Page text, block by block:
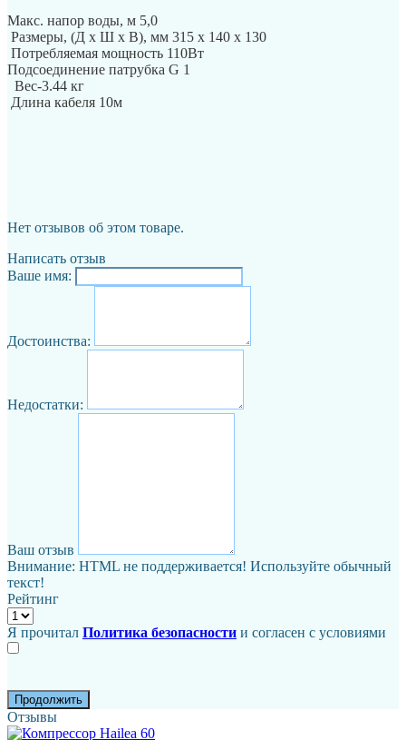
Макс. напор воды, м 5,0
Размеры, (Д х Ш х В), мм 315 х 140 х 130
Потребляемая мощность 110Вт
Подсоединение патрубка G 1
Вес-3.44 кг
Длина кабеля 10м
Нет отзывов об этом товаре.
Написать отзыв
Ваше имя:
Достоинства:
Недостатки:
Ваш отзыв
Внимание: HTML не поддерживается! Используйте обычный
текст!
Рейтинг
Я прочитал Политика безопасности и согласен с условиями
Продолжить
Отзывы